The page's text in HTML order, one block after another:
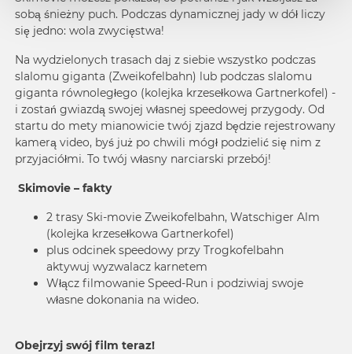
sobą śnieżny puch. Podczas dynamicznej jady w dół liczy
się jedno: wola zwycięstwa!
Na wydzielonych trasach daj z siebie wszystko podczas
slalomu giganta (Zweikofelbahn) lub podczas slalomu
giganta równoległego (kolejka krzesełkowa Gartnerkofel) -
i zostań gwiazdą swojej własnej speedowej przygody. Od
startu do mety mianowicie twój zjazd będzie rejestrowany
kamerą video, byś już po chwili mógł podzielić się nim z
przyjaciółmi. To twój własny narciarski przebój!
Skimovie – fakty
2 trasy Ski-movie Zweikofelbahn, Watschiger Alm
(kolejka krzesełkowa Gartnerkofel)
plus odcinek speedowy przy Trogkofelbahn
aktywuj wyzwalacz karnetem
Włącz filmowanie Speed-Run i podziwiaj swoje
własne dokonania na wideo.
Obejrzyj swój film teraz!